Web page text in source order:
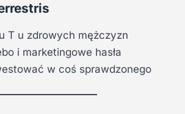
T u zdrowych mężczyzn
i marketingowe hasła
w coś sprawdzonego